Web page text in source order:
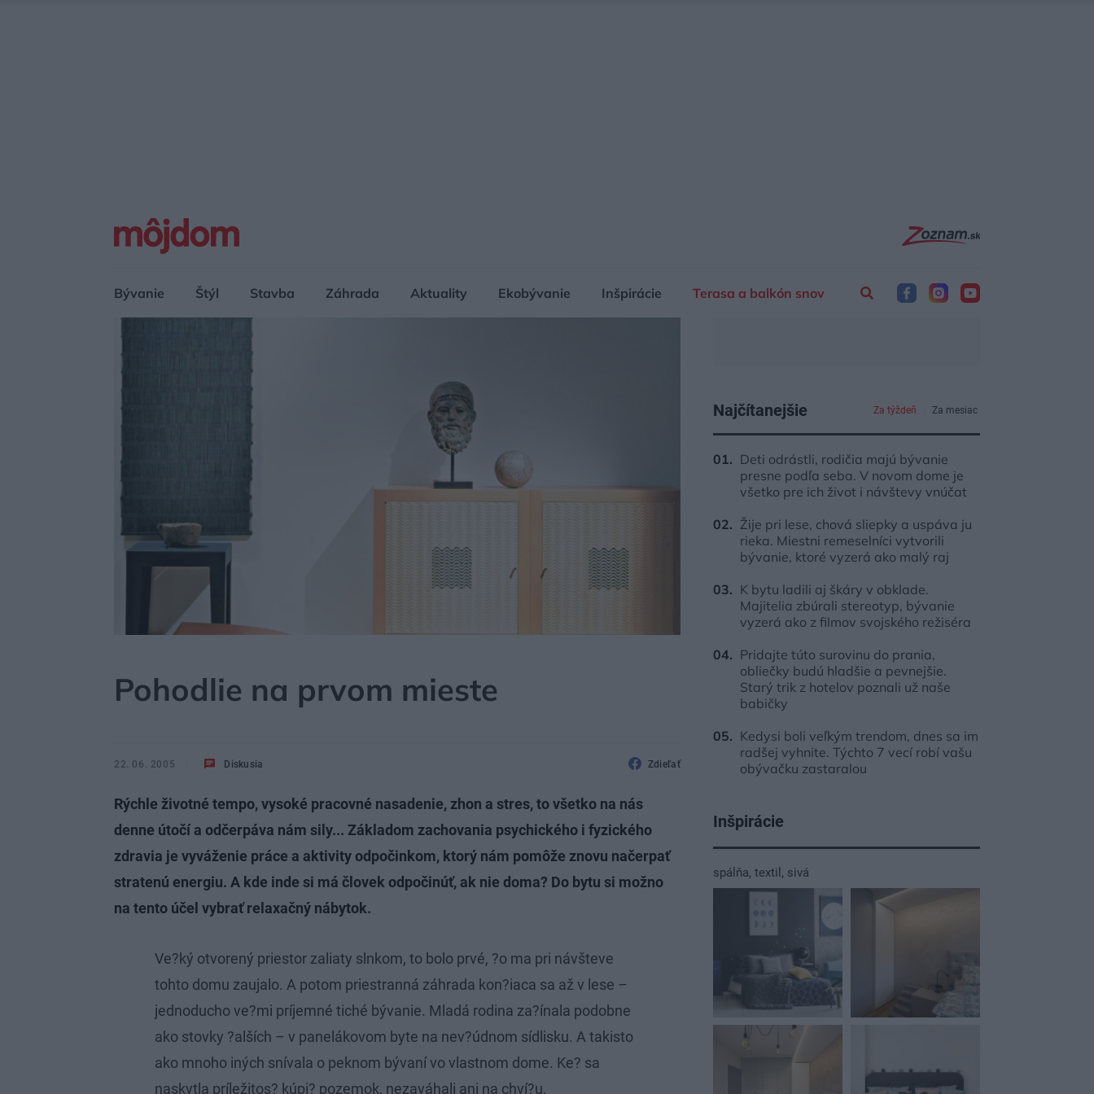
Bývanie Štýl Stavba Záhrada Aktuality Ekobývanie Inšpirácie Terasa a balkón snov
Pohodlie na prvom mieste
22. 06. 2005 Diskusia Zdieľať
Rýchle životné tempo, vysoké pracovné nasadenie, zhon a stres, to všetko na nás
denne útočí a odčerpáva nám sily... Základom zachovania psychického i fyzického
zdravia je vyváženie práce a aktivity odpočinkom, ktorý nám pomôže znovu načerpať
stratenú energiu. A kde inde si má človek odpočinúť, ak nie doma? Do bytu si možno
na tento účel vybrať relaxačný nábytok.
Ve?ký otvorený priestor zaliaty slnkom, to bolo prvé, ?o ma pri návšteve
tohto domu zaujalo. A potom priestranná záhrada kon?iaca sa až v lese –
jednoducho ve?mi príjemné tiché bývanie. Mladá rodina za?ínala podobne
ako stovky ?alších – v panelákovom byte na nev?údnom sídlisku. A takisto
ako mnoho iných snívala o peknom bývaní vo vlastnom dome. Ke? sa
naskytla príležitos? kúpi? pozemok, nezaváhali ani na chví?u.
Najčítanejšie Za týždeň Za mesiac
Deti odrástli, rodičia majú bývanie
presne podľa seba. V novom dome je
všetko pre ich život i návštevy vnúčat
Žije pri lese, chová sliepky a uspáva ju
rieka. Miestni remeselníci vytvorili
bývanie, ktoré vyzerá ako malý raj
K bytu ladili aj škáry v obklade.
Majitelia zbúrali stereotyp, bývanie
vyzerá ako z filmov svojského režiséra
Pridajte túto surovinu do prania,
obliečky budú hladšie a pevnejšie.
Starý trik z hotelov poznali už naše
babičky
Kedysi boli veľkým trendom, dnes sa im
radšej vyhnite. Týchto 7 vecí robí vašu
obývačku zastaralou
Inšpirácie
spálňa, textil , sivá